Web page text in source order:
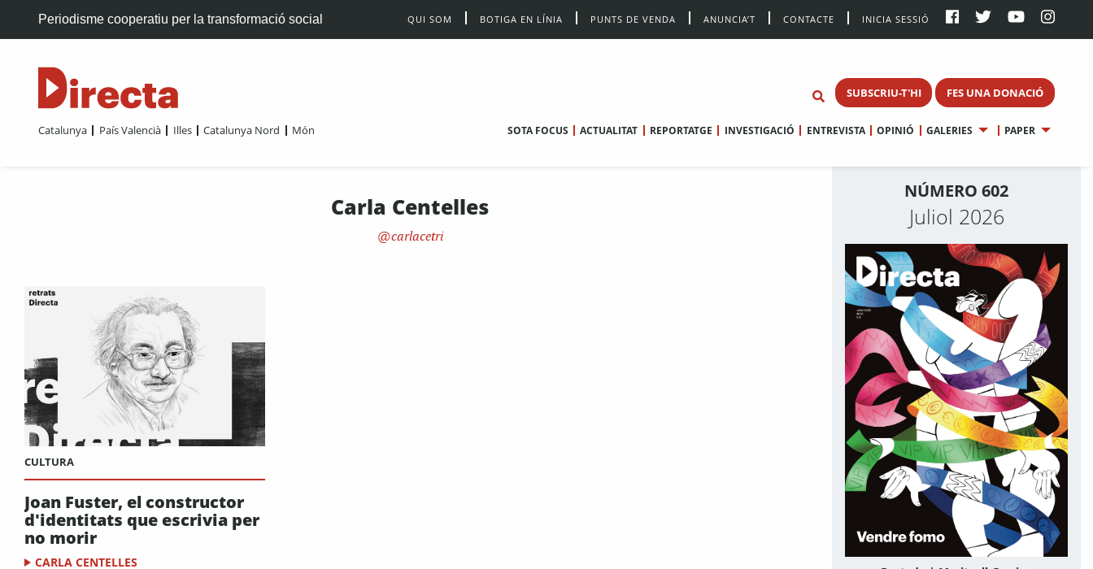
Periodisme cooperatiu per la transformació social QUI SOM BOTIGA EN LÍNIA PUNTS DE VENDA ANUNCIA’T CONTACTE INICIA SESSIÓ
SUBSCRIU-T'HI FES UNA DONACIÓ
Catalunya País Valencià Illes Catalunya Nord Món SOTA FOCUS ACTUALITAT REPORTATGE INVESTIGACIÓ ENTREVISTA OPINIÓ GALERIES PAPER
Carla Centelles
carlacetri
CULTURA
Joan Fuster, el constructor
d'identitats que escrivia per
no morir
CARLA CENTELLES
NÚMERO 602
Juliol 2026